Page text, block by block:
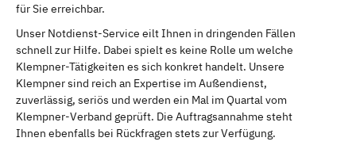
für Sie erreichbar.
Unser Notdienst-Service eilt Ihnen in dringenden Fällen
schnell zur Hilfe. Dabei spielt es keine Rolle um welche
Klempner-Tätigkeiten es sich konkret handelt. Unsere
Klempner sind reich an Expertise im Außendienst,
zuverlässig, seriös und werden ein Mal im Quartal vom
Klempner-Verband geprüft. Die Auftragsannahme steht
Ihnen ebenfalls bei Rückfragen stets zur Verfügung.